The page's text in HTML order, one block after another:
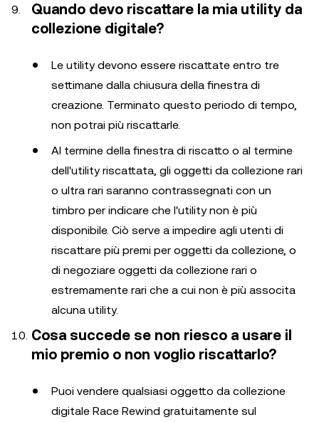
Quando devo riscattare la mia utility da
collezione digitale?
Le utility devono essere riscattate entro tre
settimane dalla chiusura della finestra di
creazione. Terminato questo periodo di tempo,
non potrai più riscattarle.
Al termine della finestra di riscatto o al termine
dell'utility riscattata, gli oggetti da collezione rari
o ultra rari saranno contrassegnati con un
timbro per indicare che l'utility non è più
disponibile. Ciò serve a impedire agli utenti di
riscattare più premi per oggetti da collezione, o
di negoziare oggetti da collezione rari o
estremamente rari che a cui non è più associta
alcuna utility.
Cosa succede se non riesco a usare il
mio premio o non voglio riscattarlo?
Puoi vendere qualsiasi oggetto da collezione
digitale Race Rewind gratuitamente sul